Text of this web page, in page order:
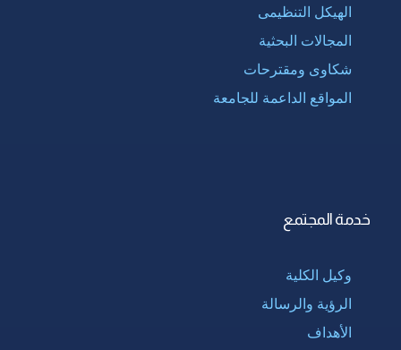
الهيكل التنظيمى
المجالات البحثية
شكاوى ومقترحات
المواقع الداعمة للجامعة
خدمة المجتمع
وكيل الكلية
الرؤية والرسالة
الأهداف